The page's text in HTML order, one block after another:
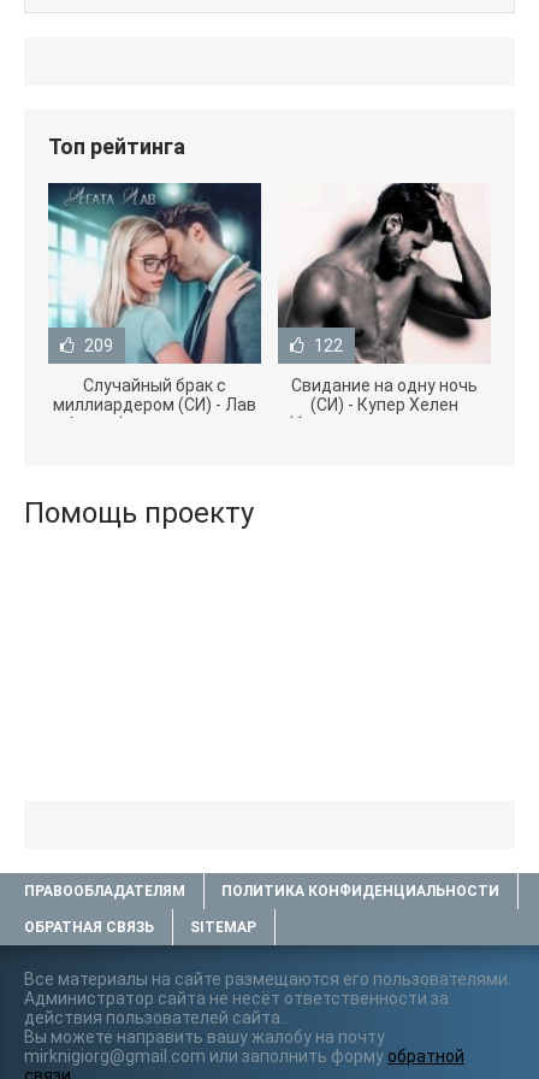
Топ рейтинга
209
Случайный брак с
миллиардером (СИ) - Лав
Агата (полная версия
122
Свидание на одну ночь
(СИ) - Купер Хелен
(бесплатные серии книг
Помощь проекту
ПРАВООБЛАДАТЕЛЯМ ПОЛИТИКА КОНФИДЕНЦИАЛЬНОСТИ
ОБРАТНАЯ СВЯЗЬ SITEMAP
Все материалы на сайте размещаются его пользователями.
Администратор сайта не несёт ответственности за
действия пользователей сайта..
Вы можете направить вашу жалобу на почту
mirknigiorg@gmail.com или заполнить форму обратной